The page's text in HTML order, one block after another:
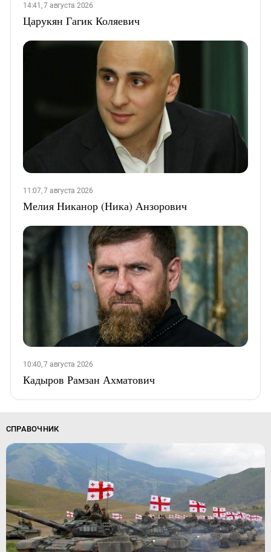
14:41, 7 августа 2026
Царукян Гагик Коляевич
11:07, 7 августа 2026
Мелия Никанор (Ника) Анзорович
10:40, 7 августа 2026
Кадыров Рамзан Ахматович
СПРАВОЧНИК